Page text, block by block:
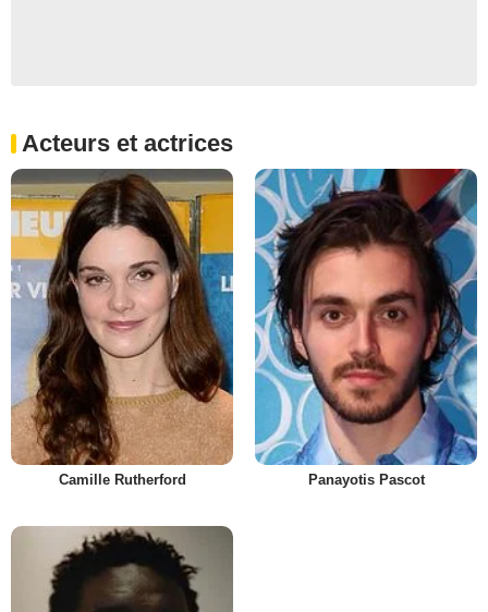
Acteurs et actrices
Camille Rutherford Panayotis Pascot